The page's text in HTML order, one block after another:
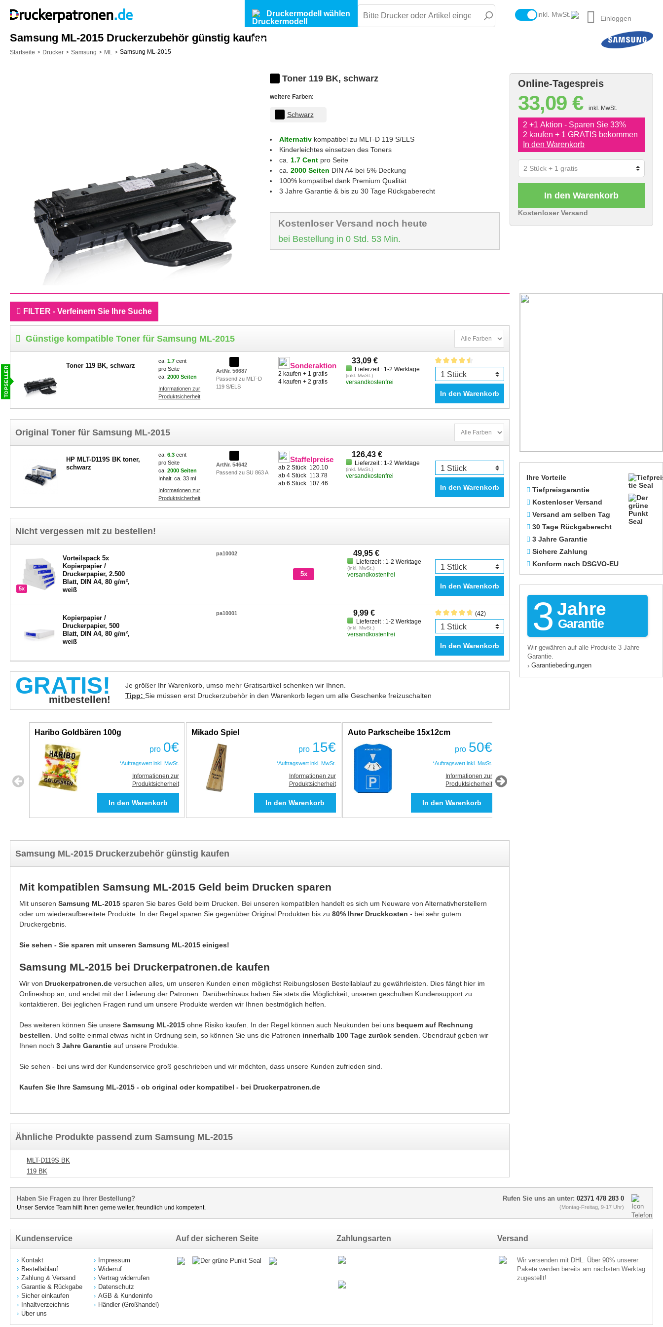
Druckermodell wählen inkl. MwSt. Einloggen
Samsung ML-2015 Druckerzubehör günstig kaufen
Startseite > Drucker > Samsung > ML > Samsung ML-2015
Toner 119 BK, schwarz
weitere Farben:
Schwarz
Alternativ kompatibel zu MLT-D 119 S/ELS
Kinderleichtes einsetzen des Toners
ca. 1.7 Cent pro Seite
ca. 2000 Seiten DIN A4 bei 5% Deckung
100% kompatibel dank Premium Qualität
3 Jahre Garantie & bis zu 30 Tage Rückgaberecht
Kostenloser Versand noch heute
bei Bestellung in 0 Std. 53 Min.
Online-Tagespreis
33,09 € inkl. MwSt.
2 +1 Aktion - Sparen Sie 33%
2 kaufen + 1 GRATIS bekommen
In den Warenkorb
In den Warenkorb
Kostenloser Versand
FILTER - Verfeinern Sie Ihre Suche
Günstige kompatible Toner für Samsung ML-2015
Toner 119 BK, schwarz
ca.1.7cent
pro Seite
ca.2000 Seiten
Informationen zur
Produktsicherheit
ArtNr. 56687
Passend zu MLT-D
119 S/ELS
Sonderaktion
2 kaufen + 1 gratis
4 kaufen + 2 gratis
33,09 €
Lieferzeit : 1-2 Werktage
(inkl. MwSt.)
versandkostenfrei
In den Warenkorb
Original Toner für Samsung ML-2015
HP MLT-D119S BK toner,
schwarz
ca.6.3cent
pro Seite
ca.2000 Seiten
Inhalt: ca. 33 ml
Informationen zur
Produktsicherheit
ArtNr. 54642
Passend zu SU 863 A
Staffelpreise
ab 2 Stück 120.10
ab 4 Stück 113.78
ab 6 Stück 107.46
126,43 €
Lieferzeit : 1-2 Werktage
(inkl. MwSt.)
versandkostenfrei
In den Warenkorb
Nicht vergessen mit zu bestellen!
5x
Vorteilspack 5x
Kopierpapier /
Druckerpapier, 2.500
Blatt, DIN A4, 80 g/m²,
weiß
pa10002
5x
49,95 €
Lieferzeit : 1-2 Werktage
(inkl. MwSt.)
versandkostenfrei
In den Warenkorb
Kopierpapier /
Druckerpapier, 500
Blatt, DIN A4, 80 g/m²,
weiß
pa10001 9,99 €
Lieferzeit : 1-2 Werktage
(inkl. MwSt.)
versandkostenfrei
(42)
In den Warenkorb
GRATIS!
mitbestellen!
Je größer Ihr Warenkorb, umso mehr Gratisartikel schenken wir Ihnen.
Tipp: Sie müssen erst Druckerzubehör in den Warenkorb legen um alle Geschenke freizuschalten
Haribo Goldbären 100g
pro 0€
*Auftragswert inkl. MwSt.
Informationen zur
Produktsicherheit
Mikado Spiel
pro 15€
*Auftragswert inkl. MwSt.
Informationen zur
Produktsicherheit
Auto Parkscheibe 15x12cm
pro 50€
*Auftragswert inkl. MwSt.
Informationen zur
Produktsicherheit
Samsung ML-2015 Druckerzubehör günstig kaufen
Mit kompatiblen Samsung ML-2015 Geld beim Drucken sparen
Mit unseren Samsung ML-2015 sparen Sie bares Geld beim Drucken. Bei unseren kompatiblen handelt es sich um Neuware von Alternativherstellern
oder um wiederaufbereitete Produkte. In der Regel sparen Sie gegenüber Original Produkten bis zu 80% Ihrer Druckkosten - bei sehr gutem
Druckergebnis.
Sie sehen - Sie sparen mit unseren Samsung ML-2015 einiges!
Samsung ML-2015 bei Druckerpatronen.de kaufen
Wir von Druckerpatronen.de versuchen alles, um unseren Kunden einen möglichst Reibungslosen Bestellablauf zu gewährleisten. Dies fängt hier im
Onlineshop an, und endet mit der Lieferung der Patronen. Darüberhinaus haben Sie stets die Möglichkeit, unseren geschulten Kundensupport zu
kontaktieren. Bei jeglichen Fragen rund um unsere Produkte werden wir Ihnen bestmöglich helfen.
Des weiteren können Sie unsere Samsung ML-2015 ohne Risiko kaufen. In der Regel können auch Neukunden bei uns bequem auf Rechnung
bestellen . Und sollte einmal etwas nicht in Ordnung sein, so können Sie uns die Patronen innerhalb 100 Tage zurück senden . Obendrauf geben wir
Ihnen noch 3 Jahre Garantie auf unsere Produkte.
Sie sehen - bei uns wird der Kundenservice groß geschrieben und wir möchten, dass unsere Kunden zufrieden sind.
Kaufen Sie Ihre Samsung ML-2015 - ob original oder kompatibel - bei Druckerpatronen.de
Ähnliche Produkte passend zum Samsung ML-2015
MLT-D119S BK
119 BK
Ihre Vorteile
Tiefpreisgarantie
Kostenloser Versand
Versand am selben Tag
30 Tage Rückgaberecht
3 Jahre Garantie
Sichere Zahlung
Konform nach DSGVO-EU
3 Jahre
Garantie
Wir gewähren auf alle Produkte 3 Jahre
Garantie.
› Garantiebedingungen
Haben Sie Fragen zu Ihrer Bestellung?
Unser Service Team hilft Ihnen gerne weiter, freundlich und kompetent.
Rufen Sie uns an unter: 02371 478 283 0
(Montag-Freitag, 9-17 Uhr)
Kundenservice
Kontakt
Bestellablauf
Zahlung & Versand
Garantie & Rückgabe
Sicher einkaufen
Inhaltverzeichnis
Über uns
Impressum
Widerruf
Vertrag widerrufen
Datenschutz
AGB & Kundeninfo
Händler (Großhandel)
Auf der sicheren Seite Zahlungsarten Versand
Wir versenden mit DHL. Über 90% unserer
Pakete werden bereits am nächsten Werktag
zugestellt!